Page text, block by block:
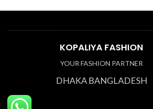
KOPALIYA FASHION
YOUR FASHION PARTNER
DHAKA BANGLADESH